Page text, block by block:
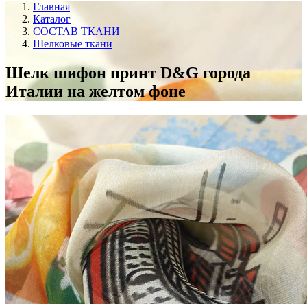
Главная
Каталог
СОСТАВ ТКАНИ
Шелковые ткани
Шелк шифон принт D&G города
Италии на желтом фоне